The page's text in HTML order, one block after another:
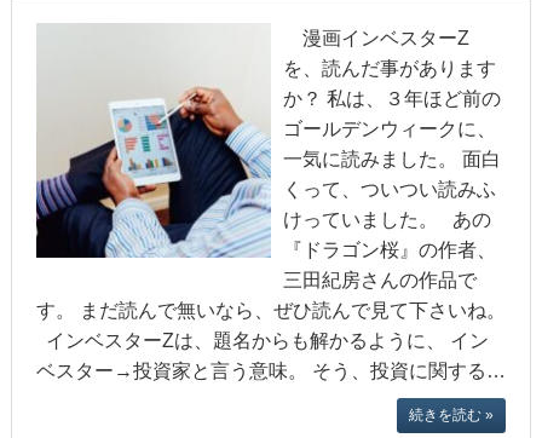
漫画インベスターZ
を、読んだ事があります
か？ 私は、３年ほど前の
ゴールデンウィークに、
一気に読みました。 面白
くって、ついつい読みふ
けっていました。 あの
『ドラゴン桜』の作者、
三田紀房さんの作品で
す。 まだ読んで無いなら、ぜひ読んで見て下さいね。
インベスターZは、題名からも解かるように、 イン
ベスター→投資家と言う意味。 そう、投資に関する…
続きを読む »